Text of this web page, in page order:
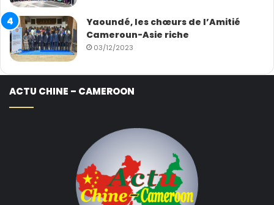
Yaoundé, les chœurs de l’Amitié
Cameroun-Asie riche
03/12/2023
ACTU CHINE – CAMEROON